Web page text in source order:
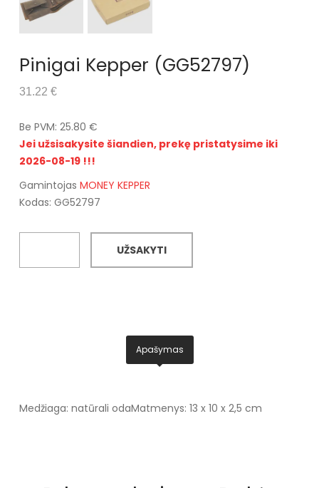
Pinigai Kepper (GG52797)
31.22 €
Be PVM: 25.80 €
Jei užsisakysite šiandien, prekę pristatysime iki
2026-08-19 !!!
Gamintojas MONEY KEPPER
Kodas: GG52797
UŽSAKYTI
Apašymas
Medžiaga: natūrali odaMatmenys: 13 x 10 x 2,5 cm